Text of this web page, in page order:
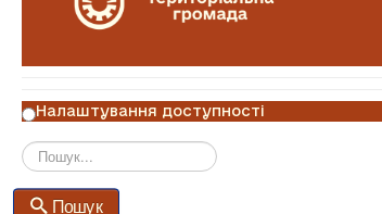
Налаштування доступності
Пошук